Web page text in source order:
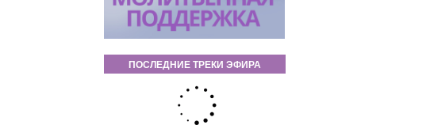
ПОСЛЕДНИЕ ТРЕКИ ЭФИРА